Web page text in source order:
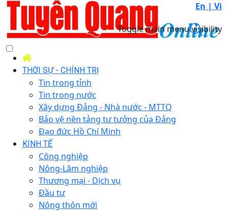
En | Vi
Toggle main menu visibility
THỜI SỰ - CHÍNH TRỊ
Tin trong tỉnh
Tin trong nước
Xây dựng Đảng - Nhà nước - MTTQ
Bảo vệ nền tảng tư tưởng của Đảng
Đạo đức Hồ Chí Minh
KINH TẾ
Công nghiệp
Nông-Lâm nghiệp
Thương mại - Dịch vụ
Đầu tư
Nông thôn mới